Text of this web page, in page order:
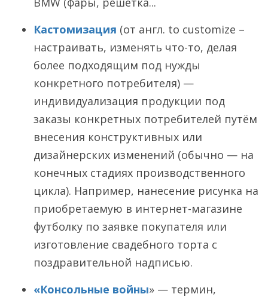
Кастомизация (от англ. to customize –
настраивать, изменять что-то, делая
более подходящим под нужды
конкретного потребителя) —
индивидуализация продукции под
заказы конкретных потребителей путём
внесения конструктивных или
дизайнерских изменений (обычно — на
конечных стадиях производственного
цикла). Например, нанесение рисунка на
приобретаемую в интернет-магазине
футболку по заявке покупателя или
изготовление свадебного торта с
поздравительной надписью.
«Консольные войны» — термин,